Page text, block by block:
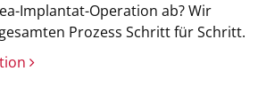
Implantat-Operation ab? Wir
Prozess Schritt für Schritt.